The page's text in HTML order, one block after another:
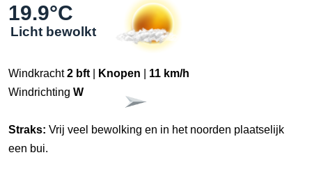
19.9°C
Licht bewolkt
Windkracht2 bft Knopen
11 km/h
Windrichting W
Straks: Vrij veel bewolking en in het noorden plaatselijk
een bui.